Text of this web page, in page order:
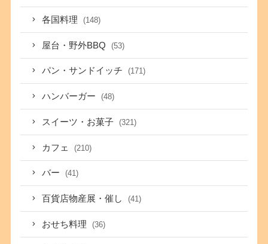
各国料理 (148)
屋台・野外BBQ (53)
パン・サンドイッチ (171)
ハンバーガー (48)
スイーツ・お菓子 (321)
カフェ (210)
バー (41)
百貨店物産展・催し (41)
おせち料理 (36)